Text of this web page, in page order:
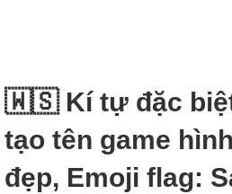
🇼🇸 Kí tự đặc
tạo tên game
đẹp, Emoji flag: